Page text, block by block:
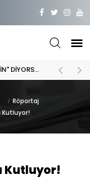
PATİLİ DOSTA HAYATIMIZA "HOŞ GELDİN" DİYORSAK
Röportaj
Kutluyor!
Kutluyor!